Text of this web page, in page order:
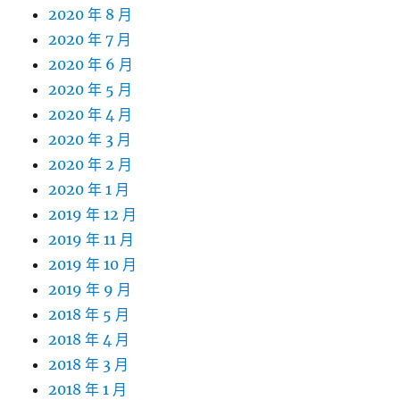
2020 年 8 月
2020 年 7 月
2020 年 6 月
2020 年 5 月
2020 年 4 月
2020 年 3 月
2020 年 2 月
2020 年 1 月
2019 年 12 月
2019 年 11 月
2019 年 10 月
2019 年 9 月
2018 年 5 月
2018 年 4 月
2018 年 3 月
2018 年 1 月